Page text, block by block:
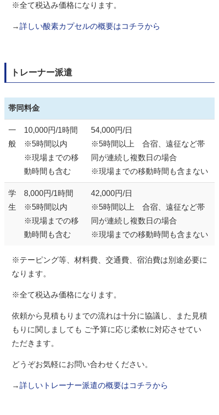
※全て税込み価格になります。
→詳しい酸素カプセルの概要はコチラから
トレーナー派遣
帯同料金
一
般
10,000円/1時間
※5時間以内
※現場までの移
動時間も含む
54,000円/日
※5時間以上 合宿、遠征など帯
同が連続し複数日の場合
※現場までの移動時間も含まない
学
生
8,000円/1時間
※5時間以内
※現場までの移
動時間も含む
42,000円/日
※5時間以上 合宿、遠征など帯
同が連続し複数日の場合
※現場までの移動時間も含まない
※テーピング等、材料費、交通費、宿泊費は別途必要に
なります。
※全て税込み価格になります。
依頼から見積もりまでの流れは十分に協議し、また見積
もりに関しましても ご予算に応じ柔軟に対応させてい
ただきます。
どうぞお気軽にお問い合わせください。
→詳しいトレーナー派遣の概要はコチラから